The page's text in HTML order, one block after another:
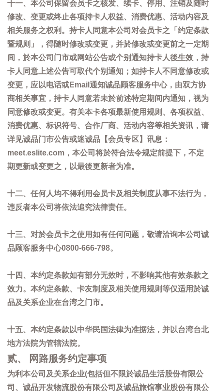
十一、本公司保留会员卡之核发、续卡、停用、注销及随时
修改、变更或终止各项持卡人权益、消费优惠、活动内容及
相关服务之权利。持卡人同意本公司对会员卡之「约定条款
暨规则」，得随时修改或变更，并於修改或变更前之一定期
间，於本公司门市或网站公告或个别通知持卡人後生效，持
卡人同意上述公告可取代个别通知；如持卡人不同意修改或
变更，应以电话或Email通知诚品顾客服务中心，由双方协
商相关事宜，持卡人同意若未於前述特定期间内通知，视为
同意修改或变更。有关本卡各项最新使用规则、各项权益、
消费优惠、标识符号、合作厂商、活动内容等相关资讯，请
详见诚品门市公告或迷诚品【会员专区】讯息：
meet.eslite.com，本公司将於符合法令规定前提下，不定
期更新或变更之，以最後更新者为准。
十二、任何人均不得利用会员卡及相关制度从事不法行为，
违反者本公司将依法追究法律责任。
十三、对於会员卡之使用如有任何问题，敬请洽询本公司诚
品顾客服务中心0800-666-798。
十四、本约定条款如有部分无效时，不影响其他有效条款之
效力。本约定条款、卡友制度及相关使用规则等仅适用於诚
品及关系企业在台湾之门市。
十五、本约定条款以中华民国法律为准据法，并以台湾台北
地方法院为管辖法院。
贰、 网路服务约定事项
为利本公司及关系企业(包括但不限於诚品生活股份有限公
司、诚品开发物流股份有限公司及诚品旅馆事业股份有限公